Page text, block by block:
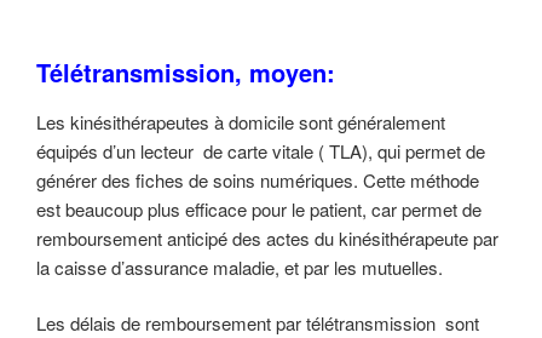
Télétransmission, moyen:
Les kinésithérapeutes à domicile sont généralement
équipés d’un lecteur de carte vitale ( TLA), qui permet de
générer des fiches de soins numériques. Cette méthode
est beaucoup plus efficace pour le patient, car permet de
remboursement anticipé des actes du kinésithérapeute par
la caisse d’assurance maladie, et par les mutuelles.
Les délais de remboursement par télétransmission sont